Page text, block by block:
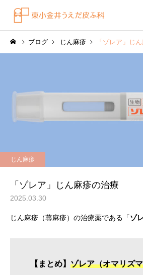
水虫（足白癬）を放置する
べきではない理由
ブログ じん麻疹 「ゾレア」じ
じん麻疹
「ゾレア」じん麻疹の治療
2025.03.30
じん麻疹（蕁麻疹）の治療薬である「ゾ
【まとめ】 ゾレア（オマリズ